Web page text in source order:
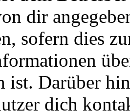
dir
sofern dies
ist. Darüber
dich